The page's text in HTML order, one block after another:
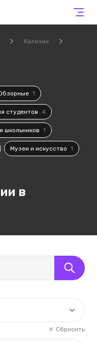
Калязин
1
студентов 4
школьников 1
Музеи и искусство 1
в
Сбросить